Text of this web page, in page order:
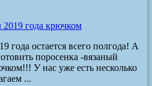
года крючком
года остается всего полгода! А
поросенка -вязаный
У нас уже есть несколько
...